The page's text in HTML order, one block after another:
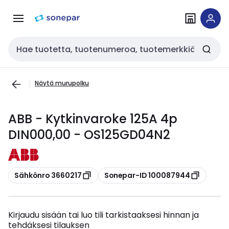
navigointiinsisältöön
Haku
Näytä murupolku
ABB - Kytkinvaroke 125A 4p
DIN000,00 - OS125GD04N2
Kopioi
Sähkönro 3660217 Kopioi
Sonepar-ID 100087944
Kirjaudu sisään tai luo tili tarkistaaksesi hinnan ja
tehdäksesi tilauksen